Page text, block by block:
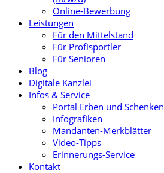
Online-Bewerbung
Leistungen
Für den Mittelstand
Für Profisportler
Für Senioren
Blog
Digitale Kanzlei
Infos & Service
Portal Erben und Schenken
Infografiken
Mandanten-Merkblätter
Video-Tipps
Erinnerungs-Service
Kontakt